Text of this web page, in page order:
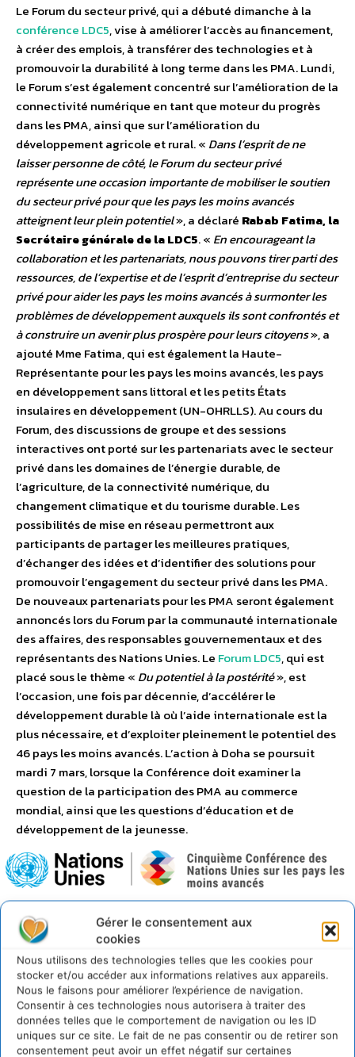
Gérer le consentement aux
cookies
Nous utilisons des technologies telles que les cookies pour
stocker et/ou accéder aux informations relatives aux appareils.
Nous le faisons pour améliorer l’expérience de navigation.
Consentir à ces technologies nous autorisera à traiter des
données telles que le comportement de navigation ou les ID
uniques sur ce site. Le fait de ne pas consentir ou de retirer son
consentement peut avoir un effet négatif sur certaines
Le Forum du secteur privé, qui a débuté dimanche à la
conférence LDC5, vise à améliorer l’accès au financement,
à créer des emplois, à transférer des technologies et à
promouvoir la durabilité à long terme dans les PMA. Lundi,
le Forum s’est également concentré sur l’amélioration de la
connectivité numérique en tant que moteur du progrès
dans les PMA, ainsi que sur l’amélioration du
développement agricole et rural.« Dans l’esprit de ne
laisser personne de côté, le Forum du secteur privé
représente une occasion importante de mobiliser le soutien
du secteur privé pour que les pays les moins avancés
atteignent leur plein potentiel», a déclaré Rabab Fatima, la
Secrétaire générale de la LDC5. « En encourageant la
collaboration et les partenariats, nous pouvons tirer parti des
ressources, de l’expertise et de l’esprit d’entreprise du secteur
privé pour aider les pays les moins avancés à surmonter les
problèmes de développement auxquels ils sont confrontés et
à construire un avenir plus prospère pour leurs citoyens», a
ajouté Mme Fatima, qui est également la Haute-
Représentante pour les pays les moins avancés, les pays
en développement sans littoral et les petits États
insulaires en développement (UN-OHRLLS).Au cours du
Forum, des discussions de groupe et des sessions
interactives ont porté sur les partenariats avec le secteur
privé dans les domaines de l’énergie durable, de
l’agriculture, de la connectivité numérique, du
changement climatique et du tourisme durable. Les
possibilités de mise en réseau permettront aux
participants de partager les meilleures pratiques,
d’échanger des idées et d’identifier des solutions pour
promouvoir l’engagement du secteur privé dans les PMA.
De nouveaux partenariats pour les PMA seront également
annoncés lors du Forum par la communauté internationale
des affaires, des responsables gouvernementaux et des
représentants des Nations Unies. Le Forum LDC5, qui est
placé sous le thème « Du potentiel à la postérité», est
l’occasion, une fois par décennie, d’accélérer le
développement durable là où l’aide internationale est la
plus nécessaire, et d’exploiter pleinement le potentiel des
46 pays les moins avancés. L’action à Doha se poursuit
mardi 7 mars, lorsque la Conférence doit examiner la
question de la participation des PMA au commerce
mondial, ainsi que les questions d’éducation et de
développement de la jeunesse.
Lire aussi :Impact environnemental du numérique en
2030 et 2050 L’ADEME et l’Arcep publient une
évaluation prospective